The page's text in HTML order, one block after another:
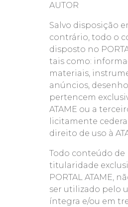
AUTOR
Salvo disposição
contrário, todo o
disposto no
tais como:
materiais,
anúncios,
pertencem
ATAME ou a
licitamente
direito de uso à
Todo conteúdo de
titularidade
PORTAL ATAME,
ser utilizado pelo
íntegra e/ou em